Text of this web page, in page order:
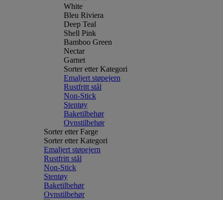
White
Bleu Riviera
Deep Teal
Shell Pink
Bamboo Green
Nectar
Garnet
Sorter etter Kategori
Emaljert støpejern
Rustfritt stål
Non-Stick
Stentøy
Baketilbehør
Ovnstilbehør
Sorter etter Farge
Sorter etter Kategori
Emaljert støpejern
Rustfritt stål
Non-Stick
Stentøy
Baketilbehør
Ovnstilbehør